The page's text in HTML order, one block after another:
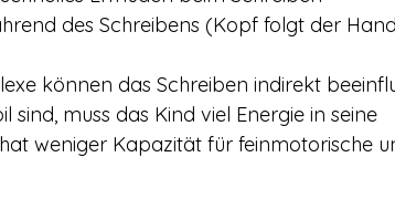
des Schreibens (Kopf folgt der
können das Schreiben indirekt
muss das Kind viel Energie in seine
weniger Kapazität für feinmotorische